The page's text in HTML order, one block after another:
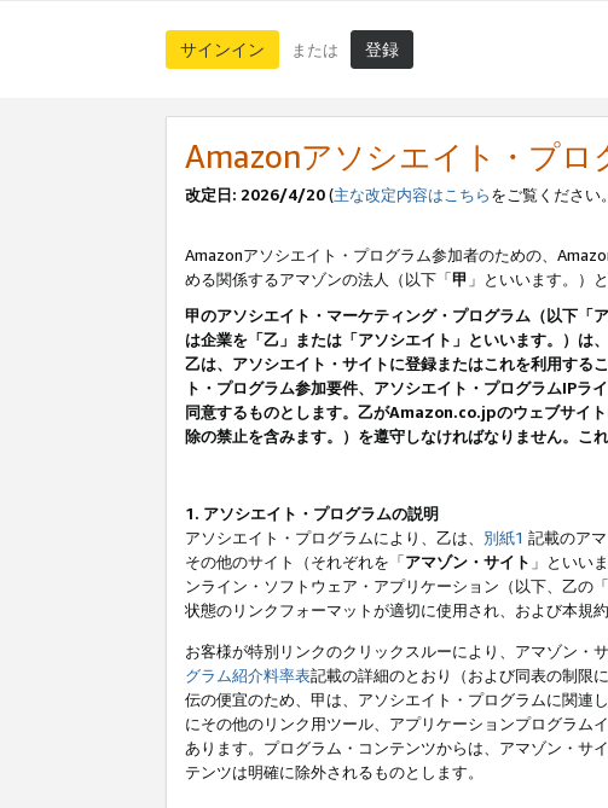
サインイン または 登録
Amazonアソシエイト・プロ
改定日: 2026/4/20(主な改定内容はこちらをご覧ください
Amazonアソシエイト・プログラム参加者のための、
める関係するアマゾンの法人（以下「甲 」といいます。）
甲のアソシエイト・マーケティング・プログラム（以下「
は企業を「乙」または「アソシエイト」といいます。）は
乙は、アソシエイト・サイトに登録またはこれを利用する
ト・プログラム参加要件、アソシエイト・プログラムIP
同意するものとします。乙がAmazon.co.jpのウェブサイ
除の禁止を含みます。）を遵守しなければなりません。こ
1. アソシエイト・プログラムの説明
アソシエイト・プログラムにより、乙は、 別紙1 記載のア
その他のサイト（それぞれを「アマゾン・サイト 」といい
ンライン・ソフトウェア・アプリケーション（以下、乙の「
状態のリンクフォーマットが適切に使用され、および本規
お客様が特別リンクのクリックスルーにより、アマゾン・
グラム紹介料率表記載の詳細のとおり（および同表の制限
伝の便宜のため、甲は、アソシエイト・プログラムに関連
にその他のリンク用ツール、アプリケーションプログラム
あります。プログラム・コンテンツからは、アマゾン・サ
テンツは明確に除外されるものとします。